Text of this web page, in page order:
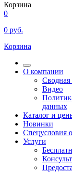
Корзина
0
0 руб.
Корзина
О компании
Сводная
Видео
данных
Каталог и
Новинки
Спецусловия
Услуги